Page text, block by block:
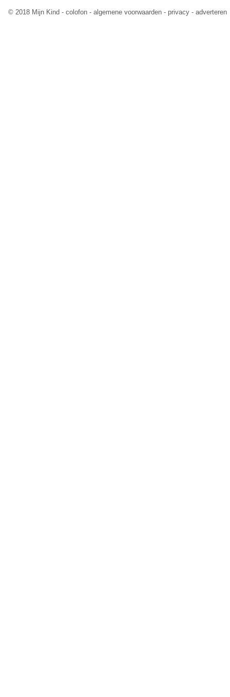
© 2018 Mijn Kind - colofon - algemene voorwaarden - privacy - adverteren